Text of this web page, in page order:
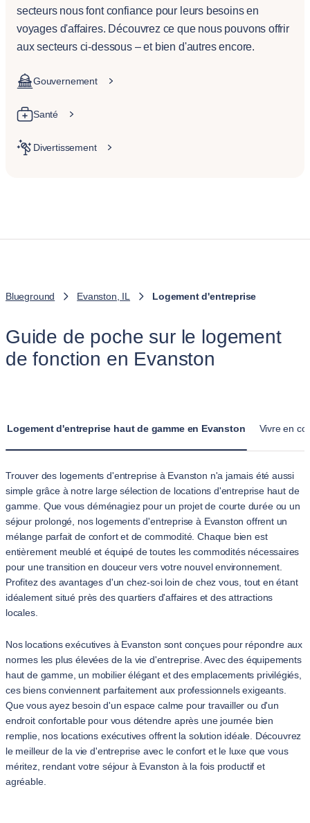
secteurs nous font confiance pour leurs besoins en
voyages d'affaires. Découvrez ce que nous pouvons offrir
aux secteurs ci-dessous – et bien d'autres encore.
Gouvernement
Santé
Divertissement
Blueground Evanston, IL Logement d'entreprise
Guide de poche sur le logement
de fonction en Evanston
Logement d'entreprise haut de gamme en Evanston Vivre en
Trouver des logements d'entreprise à Evanston n'a jamais été aussi
simple grâce à notre large sélection de locations d'entreprise haut de
gamme. Que vous déménagiez pour un projet de courte durée ou un
séjour prolongé, nos logements d'entreprise à Evanston offrent un
mélange parfait de confort et de commodité. Chaque bien est
entièrement meublé et équipé de toutes les commodités nécessaires
pour une transition en douceur vers votre nouvel environnement.
Profitez des avantages d'un chez-soi loin de chez vous, tout en étant
idéalement situé près des quartiers d'affaires et des attractions
locales.
Nos locations exécutives à Evanston sont conçues pour répondre aux
normes les plus élevées de la vie d'entreprise. Avec des équipements
haut de gamme, un mobilier élégant et des emplacements privilégiés,
ces biens conviennent parfaitement aux professionnels exigeants.
Que vous ayez besoin d'un espace calme pour travailler ou d'un
endroit confortable pour vous détendre après une journée bien
remplie, nos locations exécutives offrent la solution idéale. Découvrez
le meilleur de la vie d'entreprise avec le confort et le luxe que vous
méritez, rendant votre séjour à Evanston à la fois productif et
agréable.